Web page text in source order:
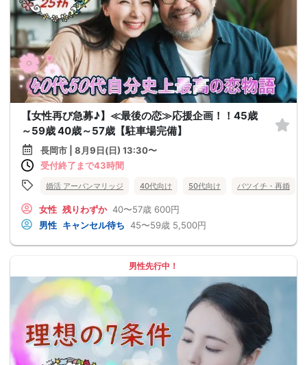
【女性再び急募♪】≪最後の恋≫応援企画！！45歳
～59歳 40歳～57歳【駐車場完備】
長岡市 | 8月9日(日) 13:30〜
受付終了まで43時間
婚活 アーバンマリッジ 40代向け 50代向け バツイチ・再婚
女性 残りわずか 40〜57歳 600円
男性 キャンセル待ち 45〜59歳 5,500円
男性先行中！